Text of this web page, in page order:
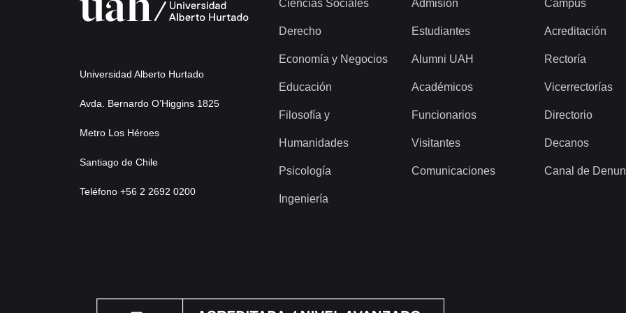
Universidad Alberto Hurtado
Avda. Bernardo O’Higgins 1825
Metro Los Héroes
Santiago de Chile
Teléfono +56 2 2692 0200
Ciencias Sociales
Derecho
Economía y Negocios
Educación
Filosofía y
Humanidades
Psicología
Ingeniería
Admisión
Estudiantes
Alumni UAH
Académicos
Funcionarios
Visitantes
Comunicaciones
Campus
Acreditación
Rectoría
Vicerrectorías
Directorio
Decanos
Canal de